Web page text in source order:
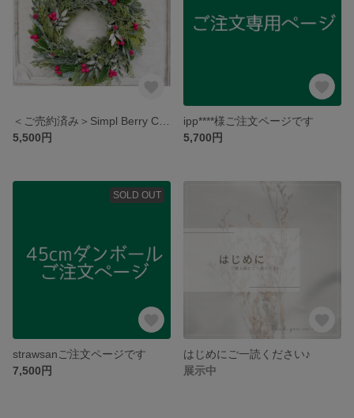
5,500円
ipp****様ご注文ページです
5,700円
SOLD OUT
strawsanご注文ページです
7,500円
はじめにご一読ください♪
展示中